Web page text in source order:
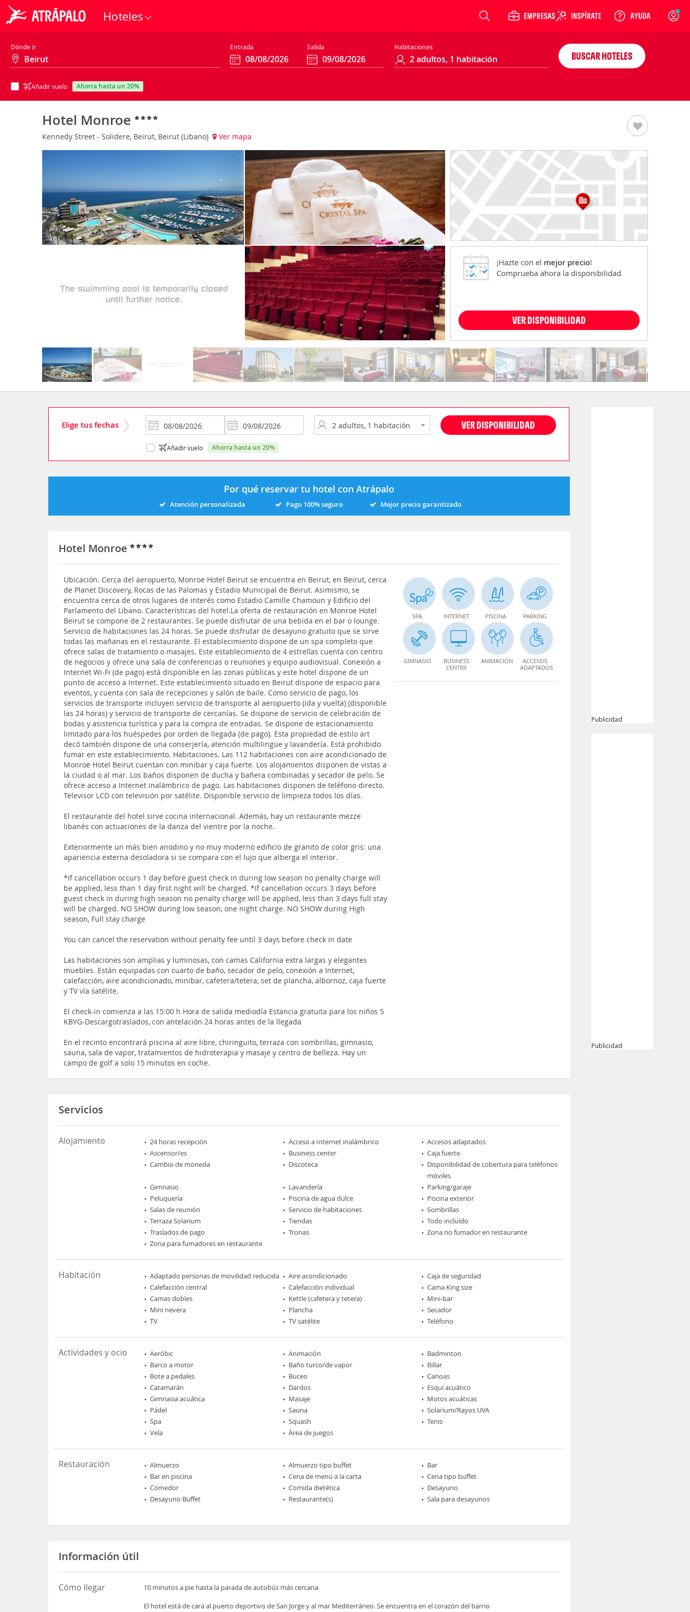
Hoteles Login
Dónde ir Entrada Salida Habitaciones
Añadir vuelo ahorra hasta un 20%
BUSCAR HOTELES
Hotel Monroe
Kennedy Street - Solidere, Beirut, Beirut (Libano) Ver mapa
¡Hazte con el mejor precio!
Comprueba ahora la disponibilidad
VER DISPONIBILIDAD
Elige tus fechas VER DISPONIBILIDAD
Añadir vuelo ahorra hasta un 20%
Por qué reservar tu hotel con Atrápalo
Atención personalizada Pago 100% seguro Mejor precio garantizado
Hotel Monroe
Ubicación. Cerca del aeropuerto, Monroe Hotel Beirut se encuentra en Beirut, en Beirut, cerca
de Planet Discovery, Rocas de las Palomas y Estadio Municipal de Beirut. Asimismo, se
encuentra cerca de otros lugares de interés como Estadio Camille Chamoun y Edificio del
Parlamento del Líbano. Características del hotel.La oferta de restauración en Monroe Hotel
Beirut se compone de 2 restaurantes. Se puede disfrutar de una bebida en el bar o lounge.
Servicio de habitaciones las 24 horas. Se puede disfrutar de desayuno gratuito que se sirve
todas las mañanas en el restaurante. El establecimiento dispone de un spa completo que
ofrece salas de tratamiento o masajes. Este establecimiento de 4 estrellas cuenta con centro
de negocios y ofrece una sala de conferencias o reuniones y equipo audiovisual. Conexión a
Internet Wi-Fi (de pago) está disponible en las zonas públicas y este hotel dispone de un
punto de acceso a Internet. Este establecimiento situado en Beirut dispone de espacio para
eventos, y cuenta con sala de recepciones y salón de baile. Como servicio de pago, los
servicios de transporte incluyen servicio de transporte al aeropuerto (ida y vuelta) (disponible
las 24 horas) y servicio de transporte de cercanías. Se dispone de servicio de celebración de
bodas y asistencia turística y para la compra de entradas. Se dispone de estacionamiento
limitado para los huéspedes por orden de llegada (de pago). Esta propiedad de estilo art
decó también dispone de una conserjería, atención multilingüe y lavandería. Está prohibido
fumar en este establecimiento. Habitaciones. Las 112 habitaciones con aire acondicionado de
Monroe Hotel Beirut cuentan con minibar y caja fuerte. Los alojamientos disponen de vistas a
la ciudad o al mar. Los baños disponen de ducha y bañera combinadas y secador de pelo. Se
ofrece acceso a Internet inalámbrico de pago. Las habitaciones disponen de teléfono directo.
Televisor LCD con televisión por satélite. Disponible servicio de limpieza todos los días.
El restaurante del hotel sirve cocina internacional. Además, hay un restaurante mezze
libanés con actuaciones de la danza del vientre por la noche.
Exteriormente un más bien anodino y no muy moderno edificio de granito de color gris: una
apariencia externa desoladora si se compara con el lujo que alberga el interior.
*If cancellation occurs 1 day before guest check in during low season no penalty charge will
be applied, less than 1 day first night will be charged. *If cancellation occurs 3 days before
guest check in during high season no penalty charge will be applied, less than 3 days full stay
will be charged. NO SHOW during low season, one night charge. NO SHOW during High
season, Full stay charge
You can cancel the reservation without penalty fee until 3 days before check in date
Las habitaciones son amplias y luminosas, con camas California extra largas y elegantes
muebles. Están equipadas con cuarto de baño, secador de pelo, conexión a Internet,
calefacción, aire acondicionado, minibar, cafetera/tetera, set de plancha, albornoz, caja fuerte
y TV vía satélite.
El check-in comienza a las 15:00 h Hora de salida mediodía Estancia gratuita para los niños 5
KBYG-Descargotraslados, con antelación 24 horas antes de la llegada
En el recinto encontrará piscina al aire libre, chiringuito, terraza con sombrillas, gimnasio,
sauna, sala de vapor, tratamientos de hidroterapia y masaje y centro de belleza. Hay un
campo de golf a solo 15 minutos en coche.
SPA INTERNET PISCINA PARKING
GIMNASIO
BUSINESS
CENTER
ANIMACIÓN
ACCESOS
ADAPTADOS
Servicios
Alojamiento 24 horas recepción Acceso a Internet inalámbrico
Accesos adaptados
Ascensor/es
Business center
Caja fuerte
Cambio de moneda
Discoteca
Disponibilidad de cobertura para teléfonos
móviles
Gimnasio
Lavandería
Parking/garaje
Peluquería
Piscina de agua dulce
Piscina exterior
Salas de reunión
Servicio de habitaciones
Sombrillas
Terraza Solarium
Tiendas
Todo incluído
Traslados de pago
Tronas
Zona no fumador en restaurante
Zona para fumadores en restaurante
Habitación Adaptado personas de movilidad reducida Aire acondicionado
Caja de seguridad
Calefacción central
Calefacción individual
Cama King size
Camas dobles
Kettle (cafetera y tetera)
Mini-bar
Mini nevera
Plancha
Secador
TV
TV satélite Teléfono
Actividades y ocio Aeróbic Animación
Badminton
Barco a motor
Baño turco/de vapor
Billar
Bote a pedales
Buceo
Canoas
Catamarán
Dardos
Esquí acuático
Gimnasia acuática
Masaje
Motos acuáticas
Pádel
Sauna
Solarium/Rayos UVA
Spa
Squash
Tenis
Vela
Área de juegos
Restauración Almuerzo Almuerzo tipo buffet
Bar
Bar en piscina
Cena de menú a la carta
Cena tipo buffet
Comedor
Comida dietética
Desayuno
Desayuno Buffet
Restaurante(s) Sala para desayunos
Información útil
Cómo llegar
10 minutos a pie hasta la parada de autobús más cercana
El hotel está de cara al puerto deportivo de San Jorge y al mar Mediterráneo. Se encuentra en el corazón del barrio
Publicidad
Publicidad